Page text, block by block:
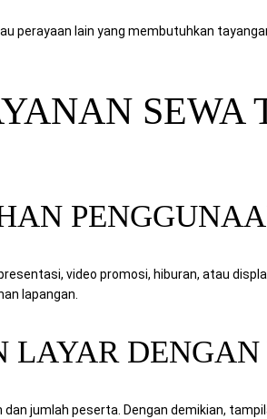
perayaan lain yang membutuhkan
SEWA
video promosi, hiburan, atau
lapangan.
LAYAR DENGAN
jumlah peserta. Dengan demikian,